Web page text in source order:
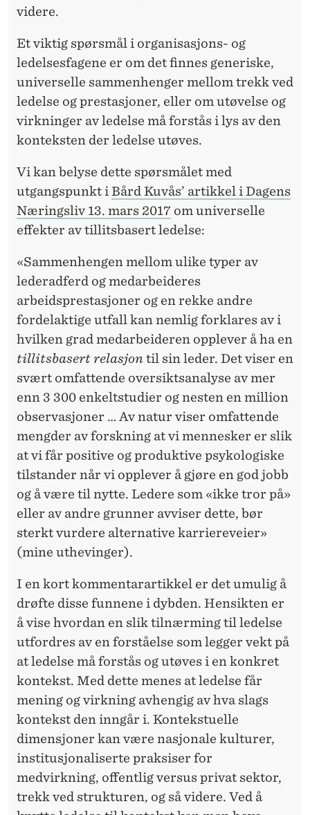
videre.
Et viktig spørsmål i organisasjons- og
ledelsesfagene er om det finnes generiske,
universelle sammenhenger mellom trekk ved
ledelse og prestasjoner, eller om utøvelse og
virkninger av ledelse må forstås i lys av den
konteksten der ledelse utøves.
Vi kan belyse dette spørsmålet med
utgangspunkt i Bård Kuvås’ artikkel i Dagens
Næringsliv 13. mars 2017 om universelle
effekter av tillitsbasert ledelse:
«Sammenhengen mellom ulike typer av
lederadferd og medarbeideres
arbeidsprestasjoner og en rekke andre
fordelaktige utfall kan nemlig forklares av i
hvilken grad medarbeideren opplever å ha en
tillitsbasertrelasjon til sin leder. Det viser en
svært omfattende oversiktsanalyse av mer
enn 3 300 enkeltstudier og nesten en million
observasjoner … Av natur viser omfattende
mengder av forskning at vi mennesker er slik
at vi får positive og produktive psykologiske
tilstander når vi opplever å gjøre en god jobb
og å være til nytte. Ledere som «ikke tror på»
eller av andre grunner avviser dette, bør
sterkt vurdere alternative karriereveier»
(mine uthevinger).
I en kort kommentarartikkel er det umulig å
drøfte disse funnene i dybden. Hensikten er
å vise hvordan en slik tilnærming til ledelse
utfordres av en forståelse som legger vekt på
at ledelse må forstås og utøves i en konkret
kontekst. Med dette menes at ledelse får
mening og virkning avhengig av hva slags
kontekst den inngår i. Kontekstuelle
dimensjoner kan være nasjonale kulturer,
institusjonaliserte praksiser for
medvirkning, offentlig versus privat sektor,
trekk ved strukturen, og så videre. Ved å